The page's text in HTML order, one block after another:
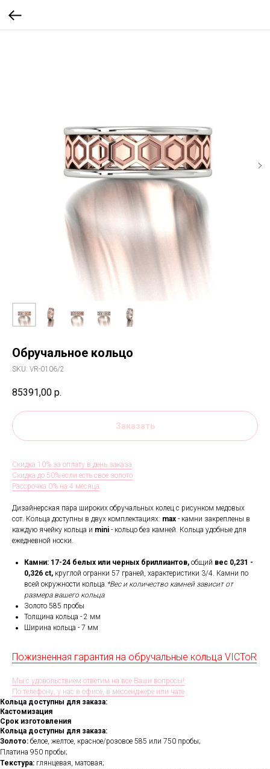
Обручальное кольцо
SKU: VR-0106/2
85391,00 р.
Заказать
Скидка 10% за оплату в день заказа
Скидка до 50% если есть свое золото
Рассрочка 0% на 4 месяца
Дизайнерская пара широких обручальных колец с рисунком медовых
сот. Кольца доступны в двух комплектациях: max - камни закреплены в
каждую ячейку кольца и mini - кольцо без камней. Кольца удобные для
ежедневной носки.
Камни: 17-24 белых или черных бриллиантов, общий вес 0,231 -
0,326 ct, круглой огранки 57 граней, характеристики 3/4. Камни по
всей окружности кольца. *Вес и количество камней зависит от
размера вашего кольца
Золото 585 пробы
Толщина кольца - 2 мм
Ширина кольца - 7 мм
Пожизненная гарантия на обручальные кольца VICToR
Мы с удовольствием ответим на все Ваши вопросы!
По телефону, у нас в офисе, в мессенджере или чате
Кольца доступны для заказа:
Кастомизация
Срок изготовления
Кольца доступны для заказа:
Золото: белое, желтое, красное/розовое 585 или 750 пробы;
Платина 950 пробы;
Текстура: глянцевая, матовая;